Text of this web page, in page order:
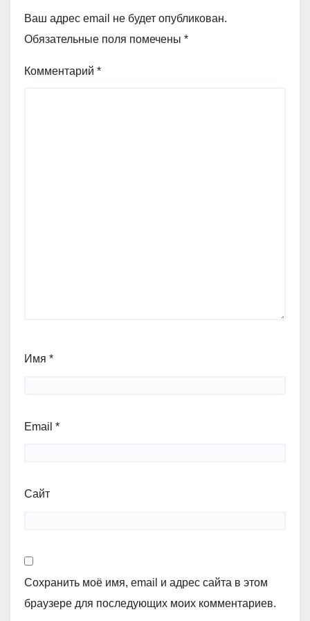
Ваш адрес email не будет опубликован.
Обязательные поля помечены *
Комментарий *
Имя *
Email *
Сайт
Сохранить моё имя, email и адрес сайта в этом
браузере для последующих моих комментариев.